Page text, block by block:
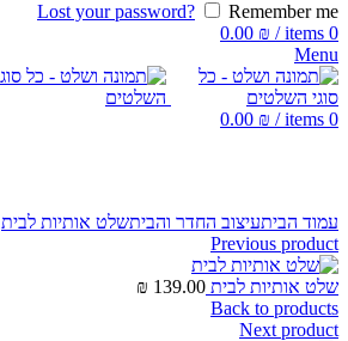
Lost your password?
Remember me
0
items
/
0.00 ₪
Menu
0
items
/
0.00 ₪
עמוד הביתעיצוב החדר והביתשלט אותיות לבית
Previous product
שלט אותיות לבית 139.00
₪
Back to products
Next product